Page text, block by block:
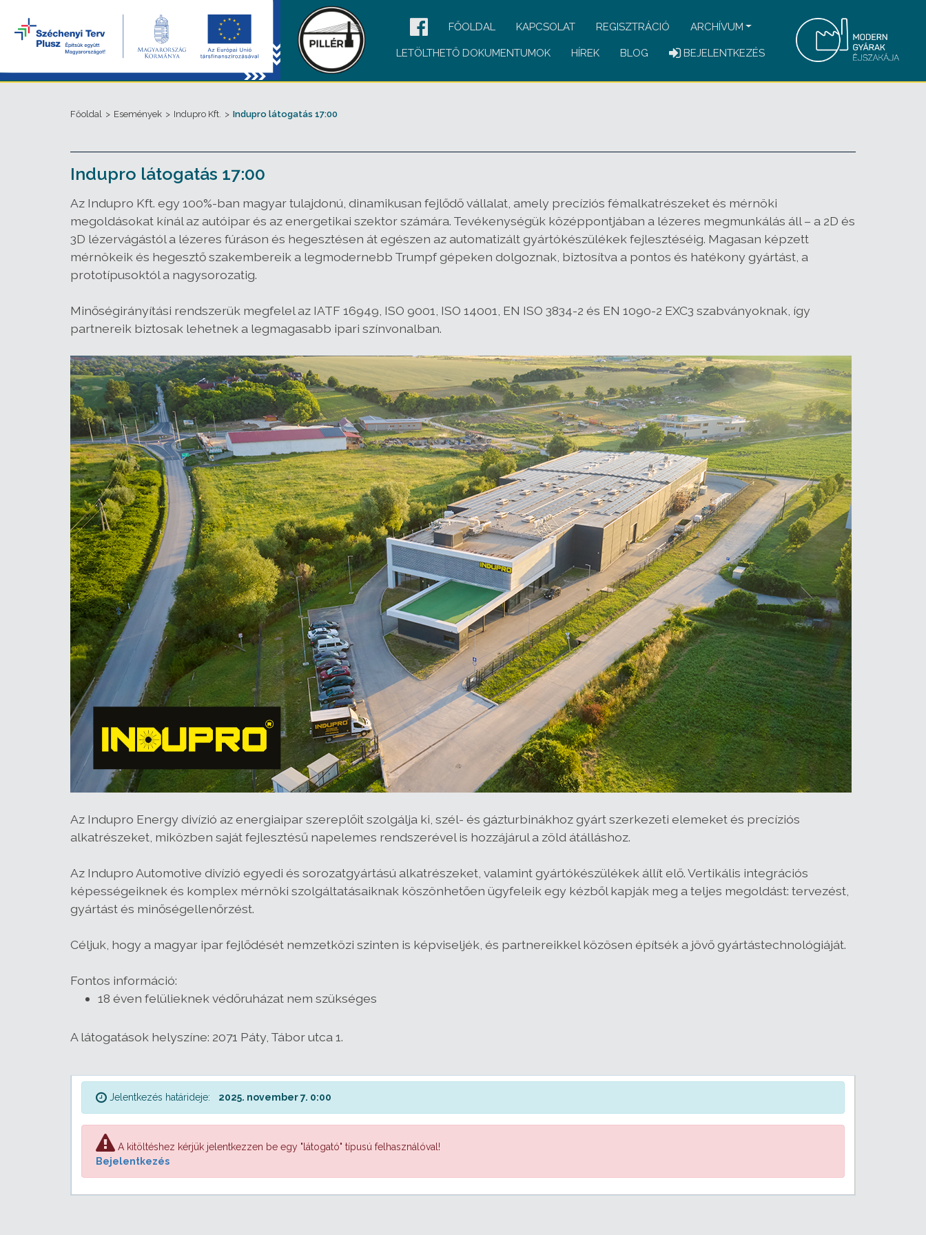
FŐOLDAL KAPCSOLAT REGISZTRÁCIÓ ARCHÍVUM
LETÖLTHETŐ DOKUMENTUMOK HÍREK BLOG BEJELENTKEZÉS
Főoldal > Események > Indupro Kft. > Indupro látogatás 17:00
Indupro látogatás 17:00
Az Indupro Kft. egy 100%-ban magyar tulajdonú, dinamikusan fejlődő vállalat, amely precíziós fémalkatrészeket és mérnöki
megoldásokat kínál az autóipar és az energetikai szektor számára. Tevékenységük középpontjában a lézeres megmunkálás áll – a 2D és
3D lézervágástól a lézeres fúráson és hegesztésen át egészen az automatizált gyártókészülékek fejlesztéséig. Magasan képzett
mérnökeik és hegesztő szakembereik a legmodernebb Trumpf gépeken dolgoznak, biztosítva a pontos és hatékony gyártást, a
prototípusoktól a nagysorozatig.
Minőségirányítási rendszerük megfelel az IATF 16949, ISO 9001, ISO 14001, EN ISO 3834-2 és EN 1090-2 EXC3 szabványoknak, így
partnereik biztosak lehetnek a legmagasabb ipari színvonalban.
Az Indupro Energy divízió az energiaipar szereplőit szolgálja ki, szél- és gázturbinákhoz gyárt szerkezeti elemeket és precíziós
alkatrészeket, miközben saját fejlesztésű napelemes rendszerével is hozzájárul a zöld átálláshoz.
Az Indupro Automotive divízió egyedi és sorozatgyártású alkatrészeket, valamint gyártókészülékek állít elő. Vertikális integrációs
képességeiknek és komplex mérnöki szolgáltatásaiknak köszönhetően ügyfeleik egy kézből kapják meg a teljes megoldást: tervezést,
gyártást és minőségellenőrzést.
Céljuk, hogy a magyar ipar fejlődését nemzetközi szinten is képviseljék, és partnereikkel közösen építsék a jövő gyártástechnológiáját.
Fontos információ:
18 éven felülieknek védőruházat nem szükséges
A látogatások helyszíne: 2071 Páty, Tábor utca 1.
Jelentkezés határideje: 2025. november 7. 0:00
A kitöltéshez kérjük jelentkezzen be egy "látogató" típusú felhasználóval!
Bejelentkezés